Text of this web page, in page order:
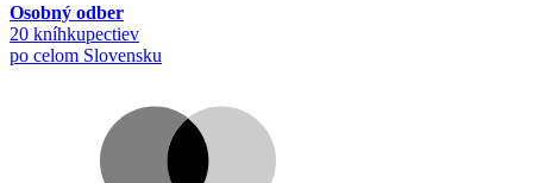
Osobný odber
20 kníhkupectiev
po celom Slovensku